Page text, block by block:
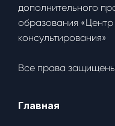
дополнительного
образования
консультирования»
Все права
Главная